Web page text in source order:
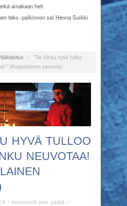
ainakaan heti
teko -palkinnon sai Henna Suikki
/
”Tie niinku hyvä tulloo
” (Kuopiolainen sanonta)
HYVÄ TULLOO
NEUVOTAA!
/ Kommentit pois päältä artikkelissa
/